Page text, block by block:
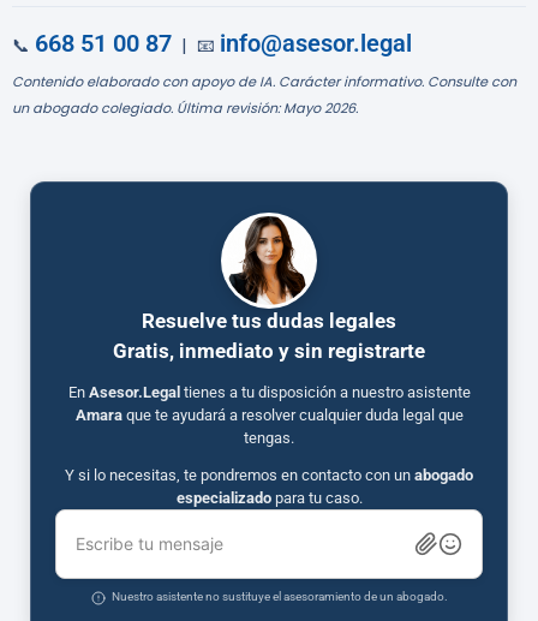
📞 668 51 00 87 | 📧 info@asesor.legal
Contenido elaborado con apoyo de IA. Carácter informativo. Consulte con
un abogado colegiado. Última revisión: Mayo 2026.
Resuelve tus dudas legales
Gratis, inmediato y sin registrarte
En Asesor.Legal tienes a tu disposición a nuestro asistente
Amaraque te ayudará a resolver cualquier duda legal que
tengas.
Y si lo necesitas, te pondremos en contacto con un abogado
especializadopara tu caso.
Escribe tu mensaje
Nuestro asistente no sustituye el asesoramiento de un abogado.